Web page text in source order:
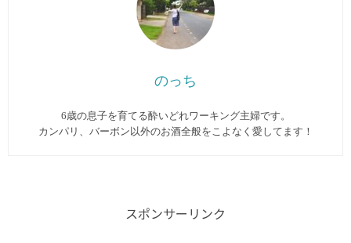
のっち
6歳の息子を育てる酔いどれワーキング主婦です。
カンパリ、バーボン以外のお酒全般をこよなく愛してます︎！
スポンサーリンク